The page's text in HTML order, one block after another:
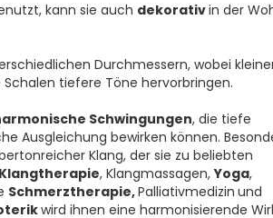
kann sie auch dekorativin der
Durchmessern, wobei
tiefere Töne hervorbringen.
Schwingungen, die tiefe
Ausgleichung bewirken können.
Klang, der sie zu beliebten
Klangtherapie, Klangmassagen,Yoga,
Schmerztherapie,Palliativmedizin und
wird ihnen eine harmonisierende